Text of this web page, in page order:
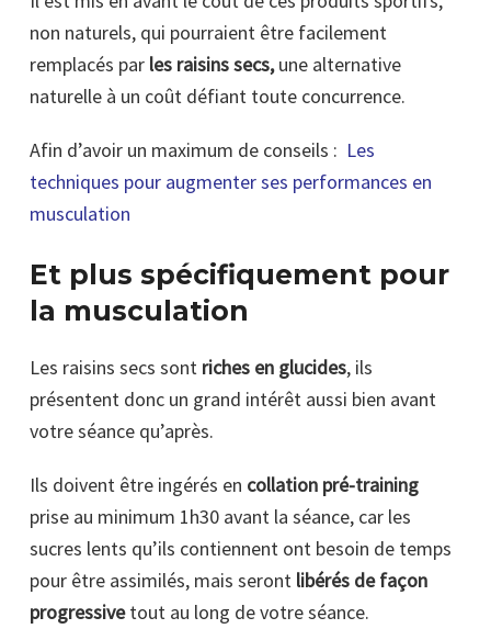
non naturels, qui pourraient être facilement
remplacés par les raisins secs,une alternative
naturelle à un coût défiant toute concurrence.
Afin d’avoir un maximum de conseils : Les
techniques pour augmenter ses performances en
musculation
Et plus spécifiquement pour
la musculation
Les raisins secs sont riches en glucides, ils
présentent donc un grand intérêt aussi bien avant
votre séance qu’après.
Ils doivent être ingérés en collation pré-training
prise au minimum 1h30 avant la séance, car les
sucres lents qu’ils contiennent ont besoin de temps
pour être assimilés, mais seront libérés de façon
progressivetout au long de votre séance.